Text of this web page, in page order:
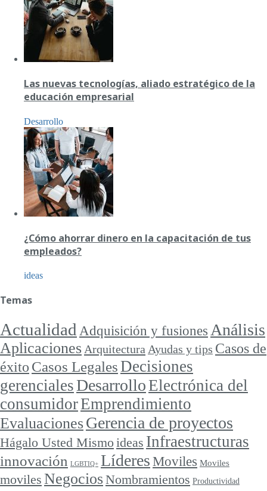
Las nuevas tecnologías, aliado estratégico de la
educación empresarial
Desarrollo
¿Cómo ahorrar dinero en la capacitación de tus
empleados?
ideas
Temas
Actualidad Adquisición y fusiones Análisis
Aplicaciones Arquitectura Ayudas y tips Casos de
éxito Casos LegalesDecisiones
gerenciales DesarrolloElectrónica del
consumidorEmprendimiento
Evaluaciones Gerencia de proyectos
Hágalo Usted Mismo ideas Infraestructuras
innovación LGBTIQ+ LíderesMoviles Moviles
moviles Negocios Nombramientos Productividad